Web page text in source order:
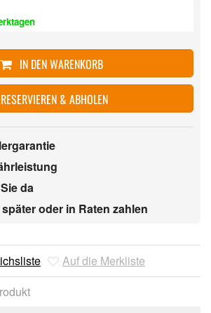
IN DEN WARENKORB
RESERVIEREN & ABHOLEN
da
oder in Raten zahlen
Auf die Merkliste